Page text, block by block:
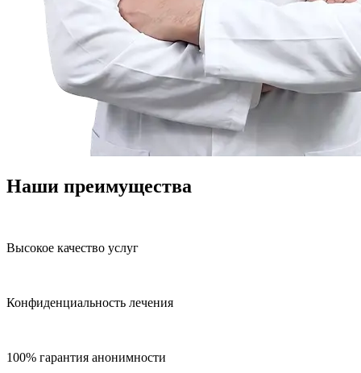
Наши преимущества
Высокое качество услуг
Конфиденциальность лечения
100% гарантия анонимности